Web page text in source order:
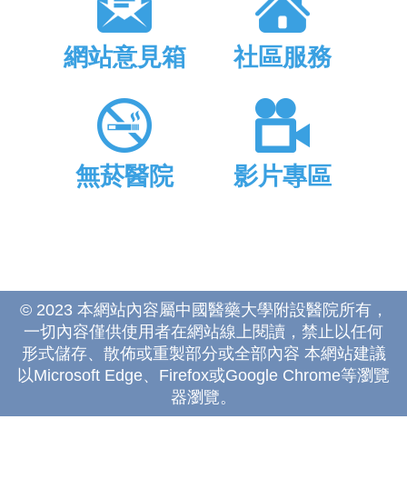
網站意見箱 社區服務
無菸醫院 影片專區
© 2023 本網站內容屬中國醫藥大學附設醫院所有，
一切內容僅供使用者在網站線上閱讀，禁止以任何
形式儲存、散佈或重製部分或全部內容 本網站建議
以Microsoft Edge、Firefox或Google Chrome等瀏覽
器瀏覽。